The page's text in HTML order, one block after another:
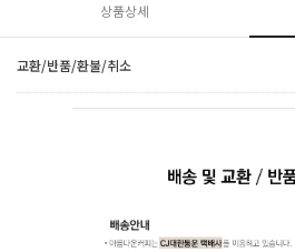
상품상세
교환/반품/환불/취소